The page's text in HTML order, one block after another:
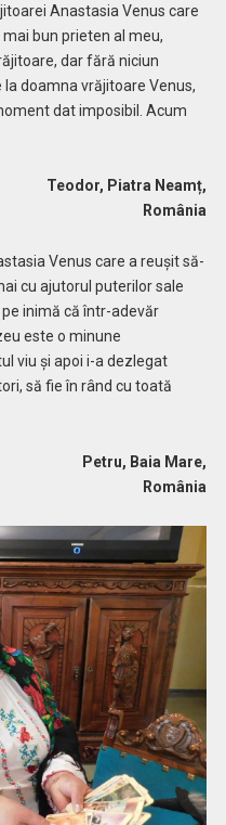
Anastasia Venus care
bun prieten al meu,
dar fără niciun
doamna vrăjitoare Venus,
dat imposibil. Acum
Neamț,
România
Venus care a reuşit să-
cu ajutorul puterilor sale
inimă că într-adevăr
este o minune
viu și apoi i-a dezlegat
să fie în rând cu toată
Mare,
România